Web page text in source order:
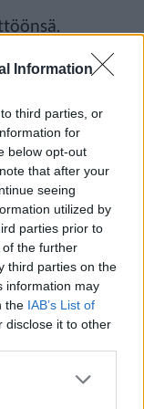
Information
third parties, or
for
below opt-out
that after your
seeing
utilized by
parties prior to
the further
third parties on the
information may
the IAB’s List of
disclose it to other
artikkeliin
tai laajemmin